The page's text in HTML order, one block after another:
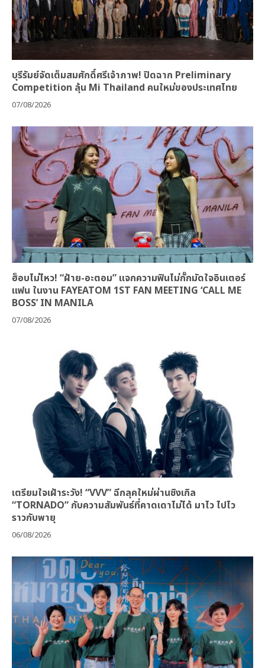
บุรีรัมย์จัดเต็มสมศักดิ์ศรีเจ้าภาพ! ปิดฉาก Preliminary
Competition ลุ้น Mi Thailand คนใหม่ของประเทศไทย
07/08/2026
ฮ็อบไม่ไหว! “ฝ้าย-อะตอม” แจกความฟินไม่กั๊กมัดใจอินเตอร์
แฟน ในงาน FAYEATOM 1ST FAN MEETING ‘CALL ME
BOSS’ IN MANILA
07/08/2026
เตรียมใจเฝ้าระวัง! “VVV” ฉีกลุคใหม่ผ่านซิงเกิล
“TORNADO” กับความสัมพันธ์ที่คาดเดาไม่ได้ มาไว ไปไว
ราวกับพายุ
06/08/2026